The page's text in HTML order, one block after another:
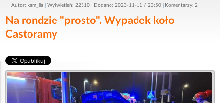
Autor: kam_ila Wyświetleń: 22310 Dodano: 2023-11-11 / 23:50 Komentarzy: 2
Na rondzie "prosto". Wypadek koło
Castoramy